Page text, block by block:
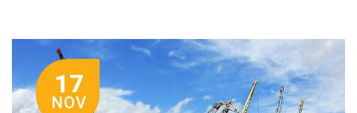
17
NOV